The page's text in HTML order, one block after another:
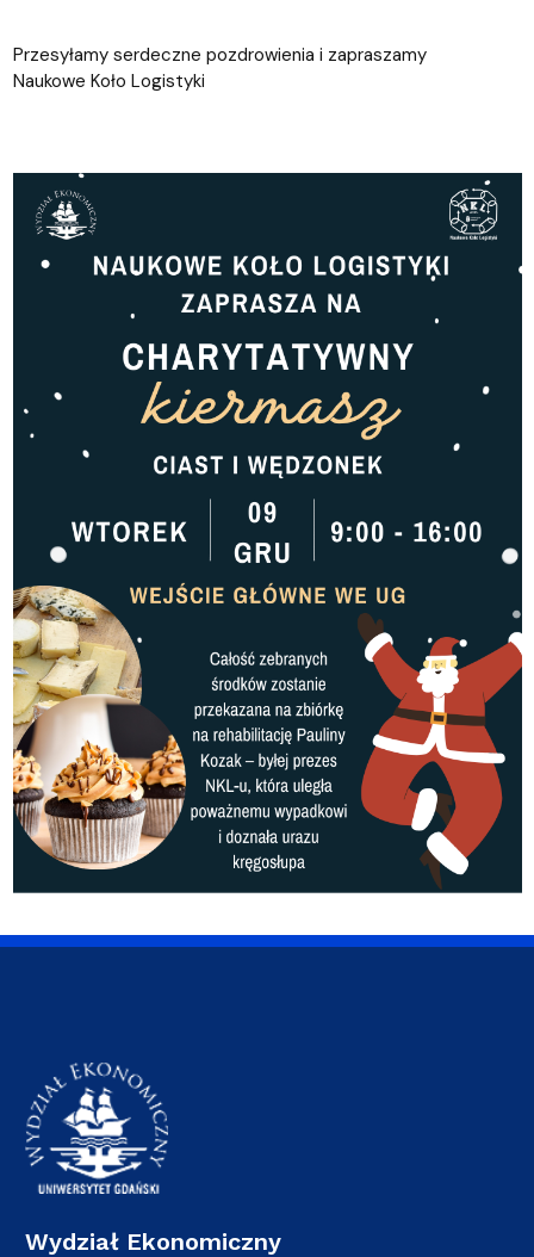
Przesyłamy serdeczne pozdrowienia i zapraszamy
Naukowe Koło Logistyki
Wydział Ekonomiczny